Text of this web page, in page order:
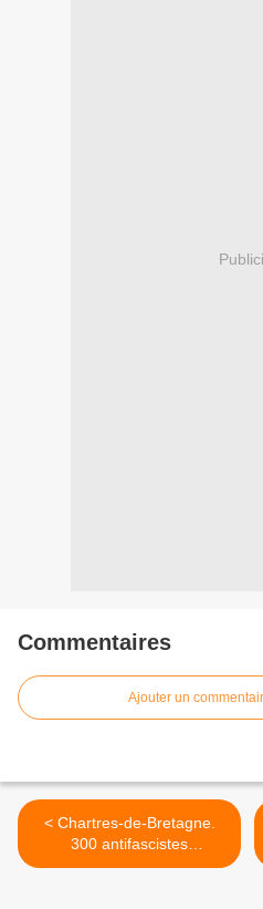
Commentaires
Ajouter un
< Chartres-de-Bretagne.
300 antifascistes
manifestent contre "Jeune